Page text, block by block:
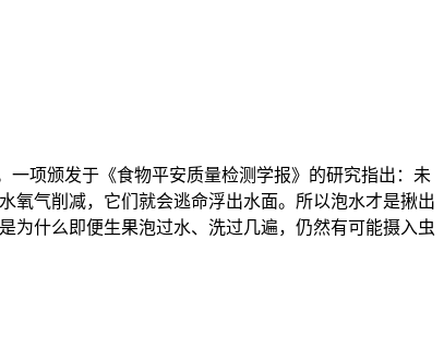
项颁发于《食物平安质量检测学报》的研究指出：未
氧气削减，它们就会逃命浮出水面。所以泡水才是揪出
为什么即便生果泡过水、洗过几遍，仍然有可能摄入虫